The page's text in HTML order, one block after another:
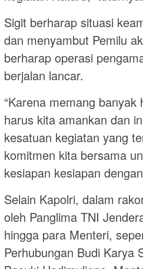
Sigit berharap situasi
dan menyambut Pemilu
berharap operasi
berjalan lancar.
“Karena memang
harus kita amankan dan
kesatuan kegiatan yang
komitmen kita bersama
kesiapan kesiapan
Selain Kapolri, dalam
oleh Panglima TNI
hingga para Menteri,
Perhubungan Budi Karya